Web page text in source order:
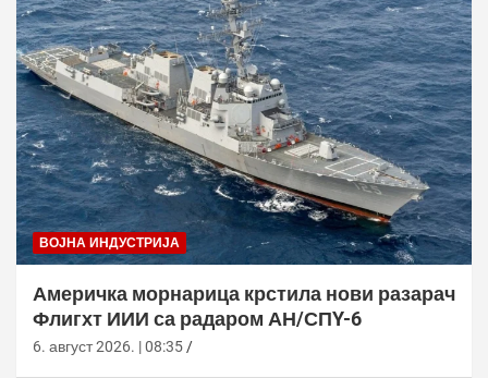
ВОЈНА ИНДУСТРИЈА
Америчка морнарица крстила нови разарач
Флигхт ИИИ са радаром АН/СПY-6
6. август 2026. | 08:35